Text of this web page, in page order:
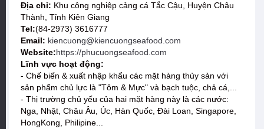
Địa chỉ: Khu công nghiệp cảng cá Tắc Cậu, Huyện Châu
Thành, Tỉnh Kiên Giang
Tel:(84-2973) 3616777
Email: kiencuong@kiencuongseafood.com
Website:https://phucuongseafood.com
Lĩnh vực hoạt động:
- Chế biến & xuất nhập khẩu các mặt hàng thủy sản với
sản phẩm chủ lực là "Tôm & Mực" và bạch tuộc, chả cá,...
- Thị trường chủ yếu của hai mặt hàng này là các nước:
Nga, Nhật, Châu Âu, Úc, Hàn Quốc, Đài Loan, Singapore,
HongKong, Philipine...